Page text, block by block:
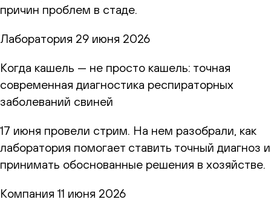
причин проблем в стаде.
Лаборатория 29 июня 2026
Когда кашель — не просто кашель: точная
современная диагностика респираторных
заболеваний свиней
17 июня провели стрим. На нем разобрали, как
лаборатория помогает ставить точный диагноз и
принимать обоснованные решения в хозяйстве.
Компания 11 июня 2026